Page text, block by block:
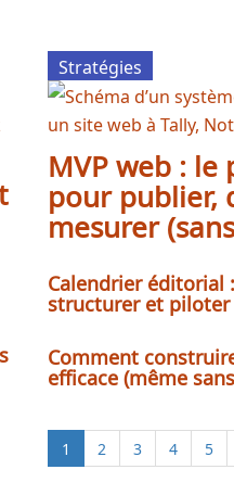
Stratégies
MVP web :
pour publier,
mesurer
Calendrier
structurer et piloter
Comment
efficace (même
1 2 3 4 5